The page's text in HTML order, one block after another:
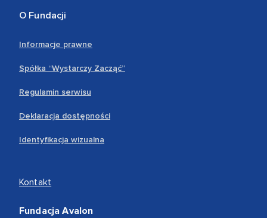
O Fundacji
Informacje prawne
Spółka “Wystarczy Zacząć”
Regulamin serwisu
Deklaracja dostępności
Identyfikacja wizualna
Kontakt
Fundacja Avalon